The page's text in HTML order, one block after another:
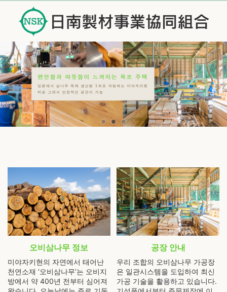
오비삼나무 정보
미야자키현의 자연에서 태어난
천연소재 ‘오비삼나무’는 오비지
방에서 약 400년 전부터 심어져
공장 안내
우리 조합의 오비삼나무 가공장
은 일관시스템을 도입하여 최신
가공 기술을 활용하고 있습니다.